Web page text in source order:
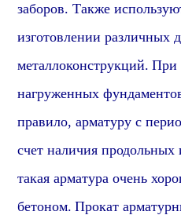
заборов. Также
изготовлении различных
металлоконструкций. При
нагруженных
правило, арматуру с
счет наличия
такая арматура очень
бетоном. Прокат